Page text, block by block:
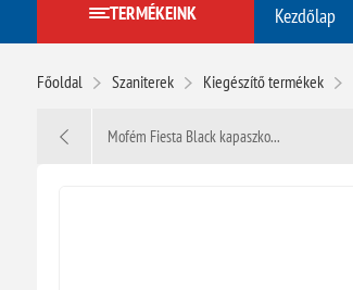
TERMÉKEINK Kezdőlap
Főoldal Szaniterek Kiegészítő termékek
Mofém Fiesta Black kapaszko...